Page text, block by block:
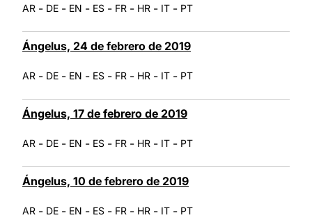
AR - DE - EN - ES - FR - HR - IT - PT
Ángelus, 24 de febrero de 2019
AR - DE - EN - ES - FR - HR - IT - PT
Ángelus, 17 de febrero de 2019
AR - DE - EN - ES - FR - HR - IT - PT
Ángelus, 10 de febrero de 2019
AR - DE - EN - ES - FR - HR - IT - PT